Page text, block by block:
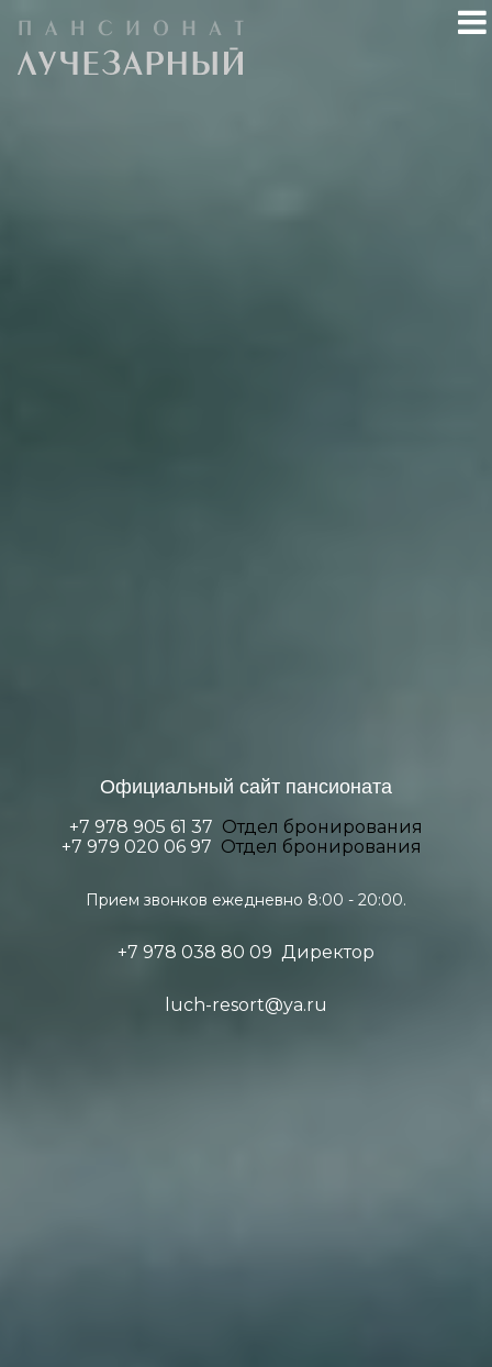
Официальный сайт пансионата
+7 978 905 61 37 Отдел бронирования
+7 979 020 06 97 Отдел бронирования
Прием звонков ежедневно 8:00 - 20:00.
+7 978 038 80 09 Директор
luch-resort@ya.ru